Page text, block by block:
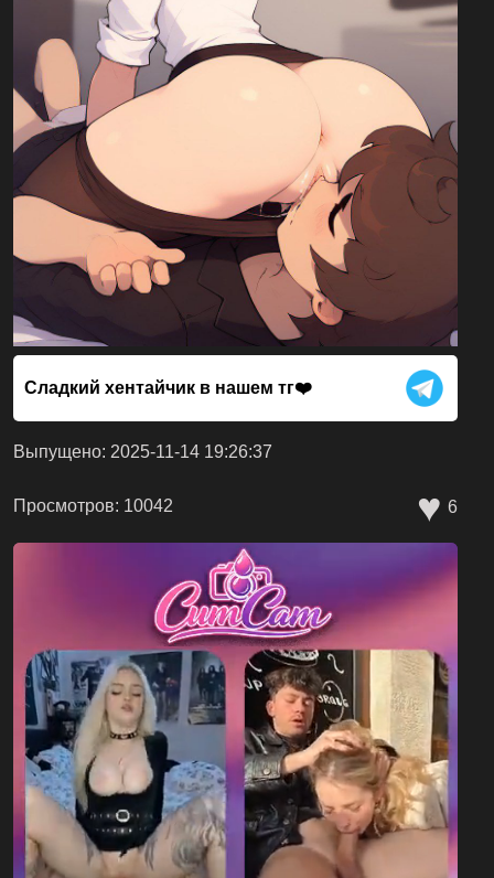
Сладкий хентайчик в нашем тг❤️
Выпущено: 2025-11-14 19:26:37
Просмотров: 10042 ♥ 6